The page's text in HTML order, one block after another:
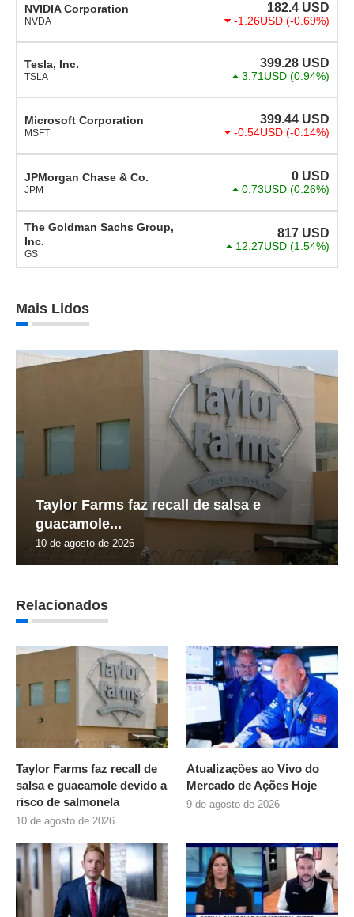
NVIDIA Corporation
NVDA
182.4 USD
-1.26USD (-0.69%)
Tesla, Inc.
TSLA
399.28 USD
3.71USD (0.94%)
Microsoft Corporation
MSFT
399.44 USD
-0.54USD (-0.14%)
JPMorgan Chase & Co.
JPM
0 USD
0.73USD (0.26%)
The Goldman Sachs Group,
Inc.
GS
817 USD
12.27USD (1.54%)
Mais Lidos
Taylor Farms faz recall de salsa e
guacamole...
10 de agosto de 2026
Relacionados
Taylor Farms faz recall de
salsa e guacamole devido a
risco de salmonela
10 de agosto de 2026
Atualizações ao Vivo do
Mercado de Ações Hoje
9 de agosto de 2026